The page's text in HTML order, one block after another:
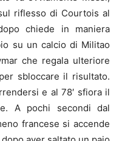
riflesso di Courtois al
chiede in maniera
su un calcio di Militao
che regala ulteriore
sbloccare il risultato.
e al 78′ sfiora il
A pochi secondi dal
francese si accende